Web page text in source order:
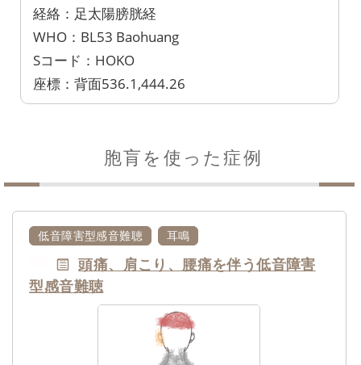
経絡：足太陽膀胱経
WHO：BL53 Baohuang
Sコード：HOKO
座標：背面536.1,444.26
胞肓を使った症例
低音障害型感音難聴 耳鳴
頭痛、肩こり、腰痛を伴う低音障害
型感音難聴